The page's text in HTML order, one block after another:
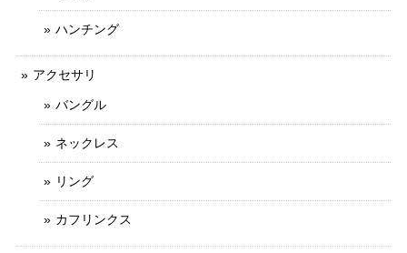
ハンチング
アクセサリ
バングル
ネックレス
リング
カフリンクス